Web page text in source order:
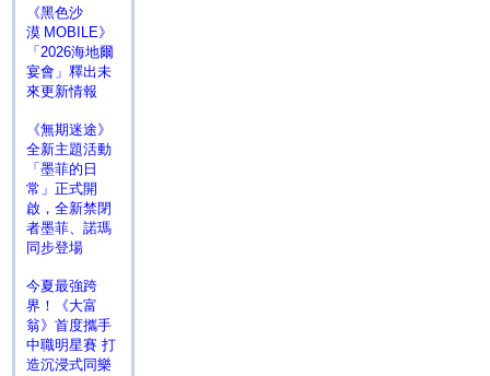
《黑色沙
漠 MOBILE》
「2026海地爾
宴會」釋出未
來更新情報
《無期迷途》
全新主題活動
「墨菲的日
常」正式開
啟，全新禁閉
者墨菲、諾瑪
同步登場
今夏最強跨
界！《大富
翁》首度攜手
中職明星賽 打
造沉浸式同樂